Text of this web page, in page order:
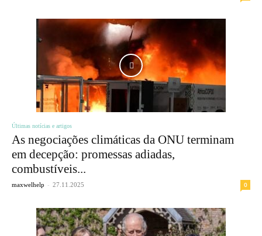
Últimas notícias e artigos
As negociações climáticas da ONU terminam
em decepção: promessas adiadas,
combustíveis...
maxwelhelp - 27.11.2025 0